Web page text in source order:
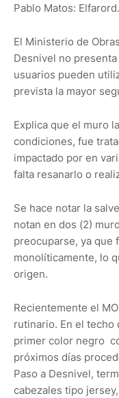
Pablo Matos:
El Ministerio de
Desnivel no
usuarios pueden
prevista la mayor
Explica que el muro
condiciones, fue
impactado por en
falta resanarlo o
Se hace notar la
notan en dos (2)
preocuparse, ya que
monolíticamente, lo
origen.
Recientemente el
rutinario. En el techo
primer color negro
próximos días
Paso a Desnivel,
cabezales tipo